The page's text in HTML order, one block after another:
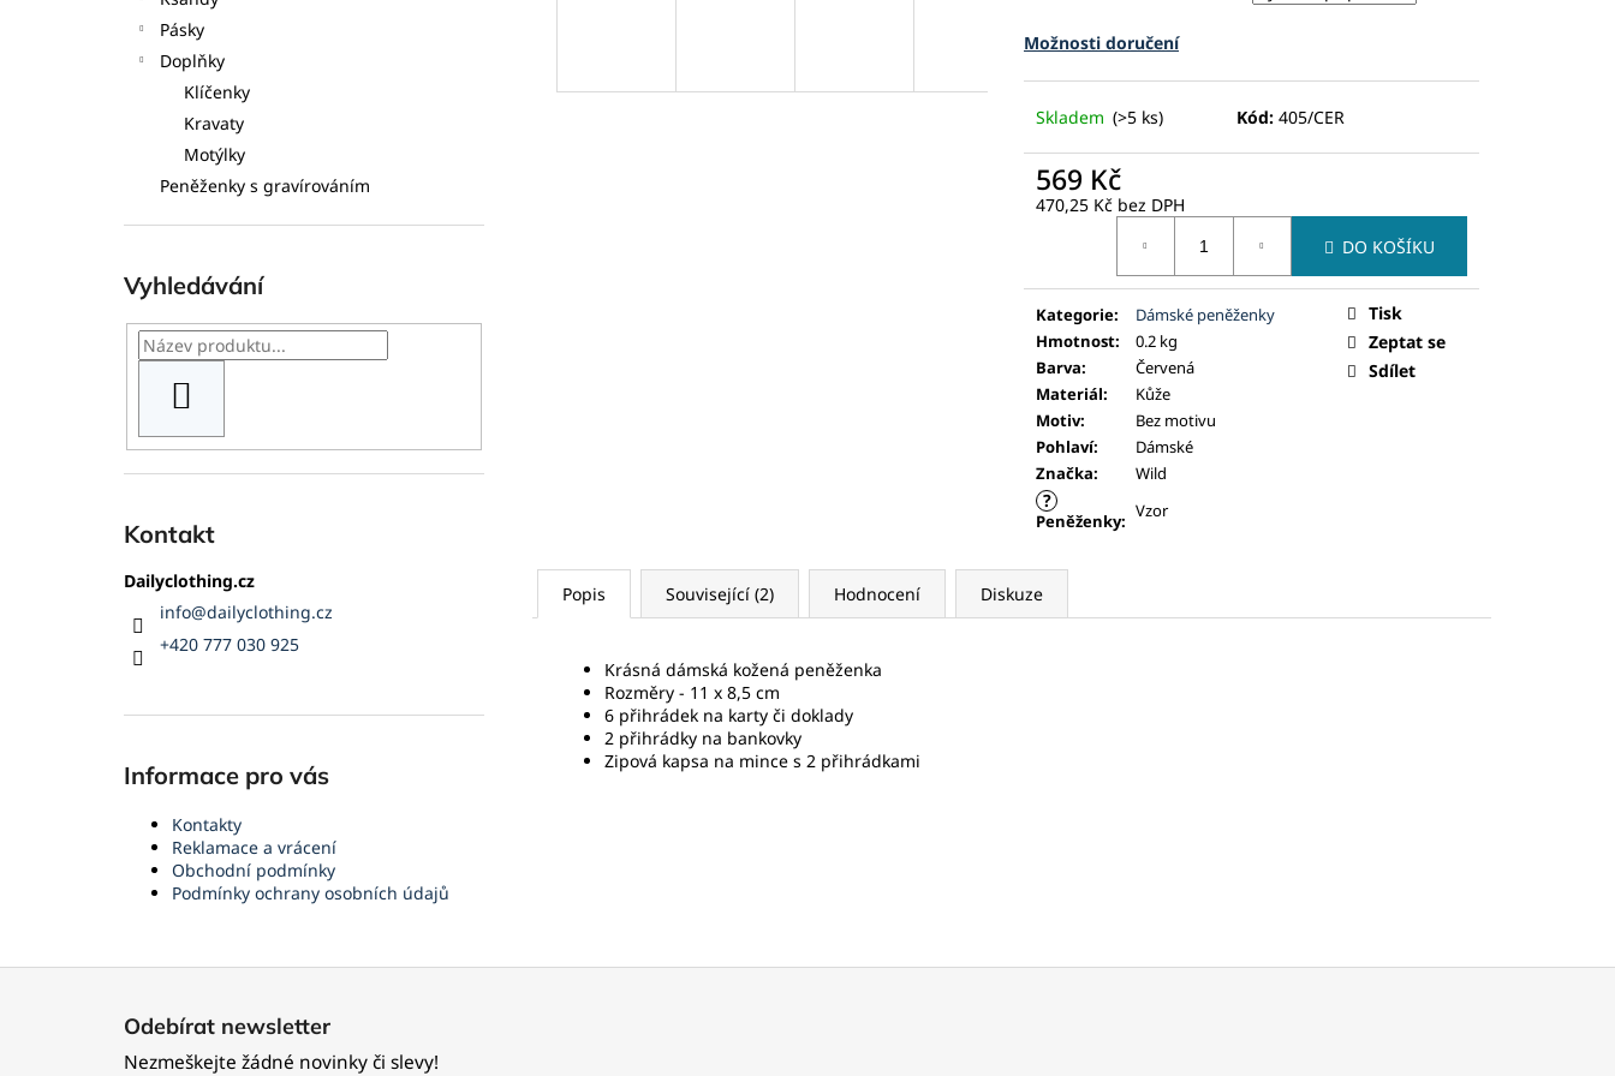
Pásky
Doplňky
Klíčenky
Kravaty
Motýlky
Peněženky s gravírováním
Vyhledávání
Kontakt
Dailyclothing.cz
info@dailyclothing.cz
+420 777 030 925
Informace pro vás
Kontakty
Reklamace a vrácení
Obchodní podmínky
Podmínky ochrany osobních údajů
Možnosti doručení
Skladem (>5 ks) Kód: 405/CER
569 Kč
470,25 Kč bez DPH
DO KOŠÍKU
Kategorie:
Dámské peněženky
Hmotnost:
0.2 kg
Barva:
Červená
Materiál:
Kůže
Motiv:
Bez motivu
Pohlaví:
Dámské
Značka: Wild
?
Peněženky: Vzor
Tisk
Zeptat se
Sdílet
Popis Související (2) Hodnocení Diskuze
Krásná dámská kožená peněženka
Rozměry - 11 x 8,5 cm
6 přihrádek na karty či doklady
2 přihrádky na bankovky
Zipová kapsa na mince s 2 přihrádkami
Odebírat newsletter
Nezmeškejte žádné novinky či slevy!